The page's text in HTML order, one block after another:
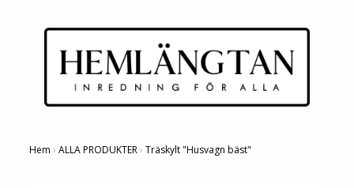
Hem › ALLA PRODUKTER› Träskylt "Husvagn bäst"